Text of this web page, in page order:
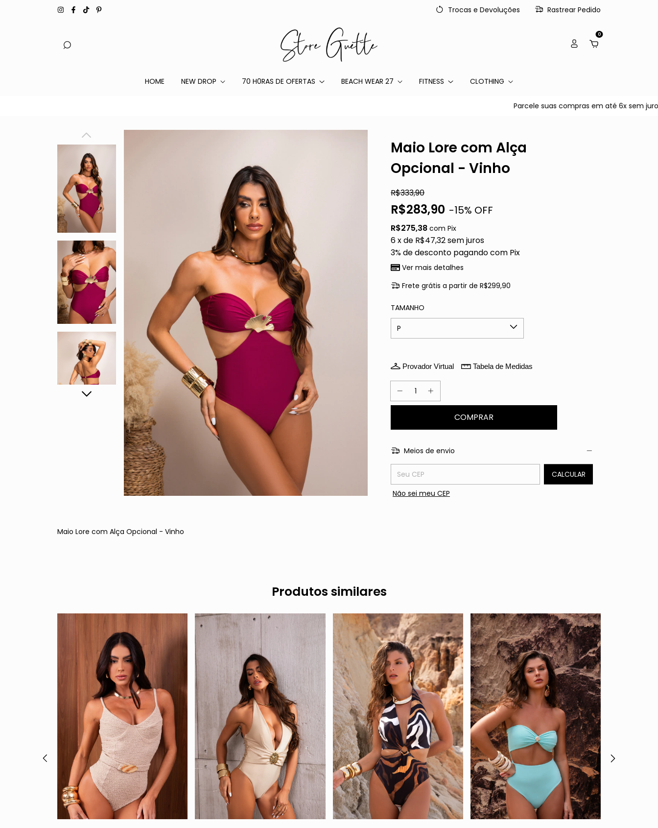
Trocas e Devoluções Rastrear Pedido
0
HOME NEW DROP 70 H0RAS DE OFERTAS BEACH WEAR 27 FITNESS CLOTHING
Parcele suas compras em até 6x sem juros no
Maio Lore com Alça
Opcional - Vinho
R$333,90
R$283,90 -15% OFF
R$275,38 com Pix
6x de R$47,32sem juros
3% de desconto pagando com Pix
Ver mais detalhes
Frete grátis a partir de R$299,90
TAMANHO
Provador Virtual Tabela de Medidas
Meios de envio
Entregas para o CEP:
CALCULAR
Não sei meu CEP
Maio Lore com Alça Opcional - Vinho
Produtos similares